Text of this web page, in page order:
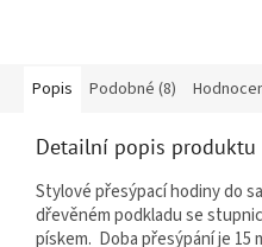
Popis Podobné (8)
Detailní popis produktu
Stylové přesýpací hodiny do
dřevěném podkladu se
pískem. Doba přesýpání je 15